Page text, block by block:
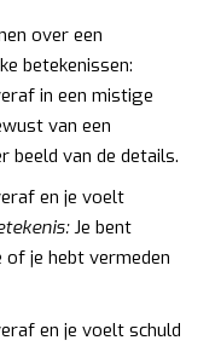
over een
betekenissen:
in een mistige
van een
beeld van de details.
en je voelt
Je bent
je hebt vermeden
en je voelt schuld